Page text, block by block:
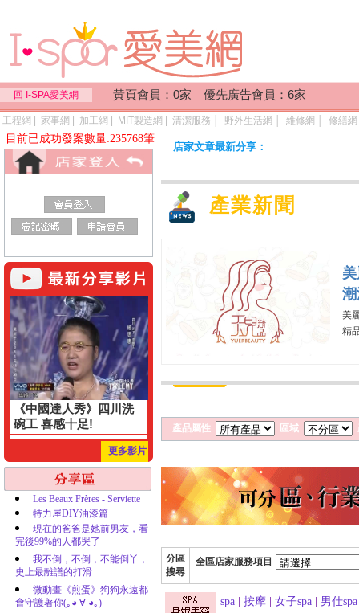
回 I-SPA愛美網 黃頁會員：0家 優先廣告會員：6家
工程網 家事網 加工網 MIT製造網 清潔服務 野外生活網 維修網 修繕網
目前已成功發案數量:235768筆
《中國達人秀》四川洗
碗工 喜感十足!
更多影片
Les Beaux Frères - Serviette
特力屋DIY油漆篇
現在的爸爸是她前男友，看
完後99%的人都哭了
我不倒，不倒，不能倒丫，
史上最離譜的打滑
微動畫《煎蛋》狗狗永遠都
會守護著你(｡◕ ∀ ◕｡)
店家文章最新分享：
產業新聞
美
精
產品屬性 區域
分區
搜尋
全區店家服務項目
spa 按摩 女子spa 男仕spa